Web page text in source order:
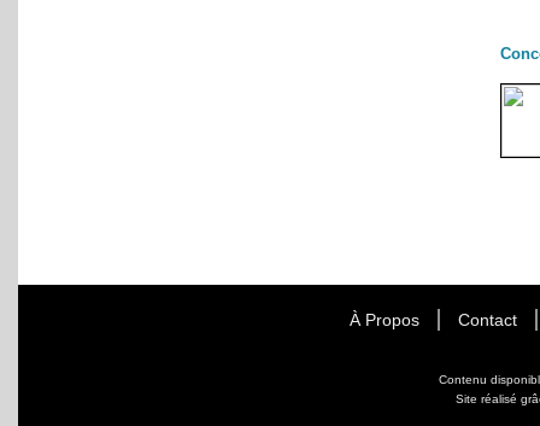
À Propos Contact
Contenu
Site réalisé